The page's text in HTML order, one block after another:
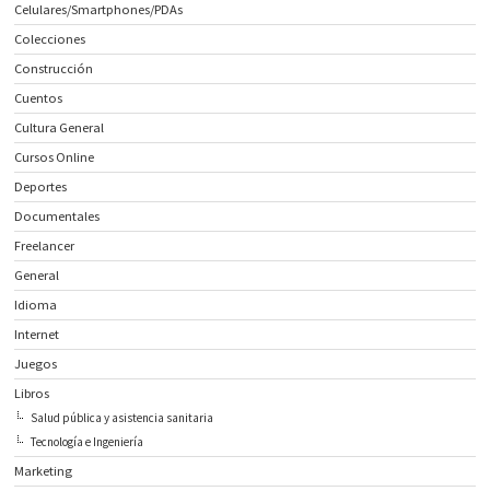
Celulares/Smartphones/PDAs
Colecciones
Construcción
Cuentos
Cultura General
Cursos Online
Deportes
Documentales
Freelancer
General
Idioma
Internet
Juegos
Libros
Salud pública y asistencia sanitaria
Tecnología e Ingeniería
Marketing